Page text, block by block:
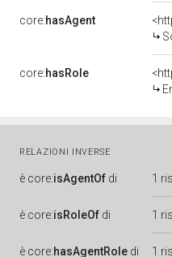
core:hasAgent
core:hasRole
RELAZIONI INVERSE
è core:isAgentOf di 1
è core:isRoleOf di 1
è core:hasAgentRole di 1